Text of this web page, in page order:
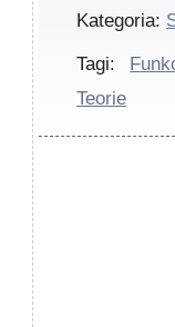
Kategoria:
Tagi:
Teorie